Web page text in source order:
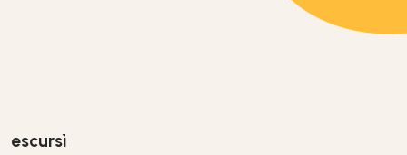
escursì